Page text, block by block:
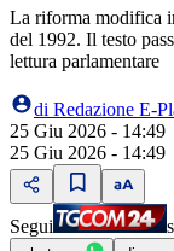
La riforma modifica
del 1992. Il testo
lettura parlamentare
di Redazione E-
25 Giu 2026 - 14:49
25 Giu 2026 - 14:49
Segui